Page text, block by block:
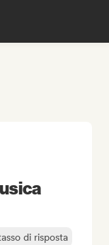
di risposta